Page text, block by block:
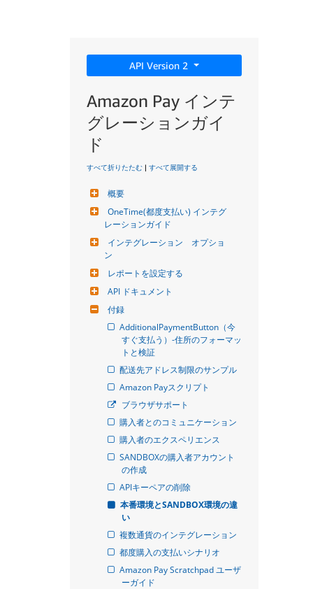
API Version 2
Amazon Pay インテ
グレーションガイ
ド
すべて折りたたむ | すべて展開する
概要
OneTime(都度支払い) インテグ
レーションガイド
インテグレーション　オプショ
ン
レポートを設定する
API ドキュメント
付録
AdditionalPaymentButton（今
すぐ支払う）-住所のフォーマッ
トと検証
配送先アドレス制限のサンプル
Amazon Payスクリプト
ブラウザサポート
購入者とのコミュニケーション
購入者のエクスペリエンス
SANDBOXの購入者アカウント
の作成
APIキーペアの削除
本番環境とSANDBOX環境の違
い
複数通貨のインテグレーション
都度購入の支払いシナリオ
Amazon Pay Scratchpad ユーザ
ーガイド